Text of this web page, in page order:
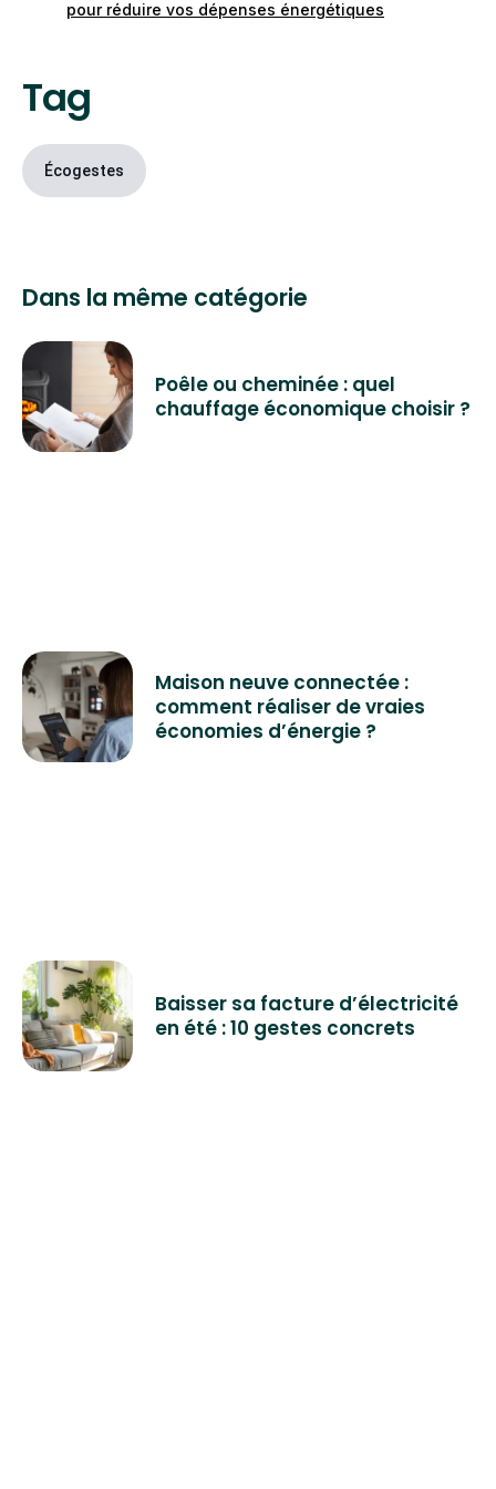
télécommande) et profiter de ces différentes
pour réduire vos dépenses énergétiques
Tag
Écogestes
Dans la même catégorie
Poêle ou cheminée : quel
chauffage économique choisir ?
Maison neuve connectée :
comment réaliser de vraies
économies d’énergie ?
Baisser sa facture d’électricité
en été : 10 gestes concrets